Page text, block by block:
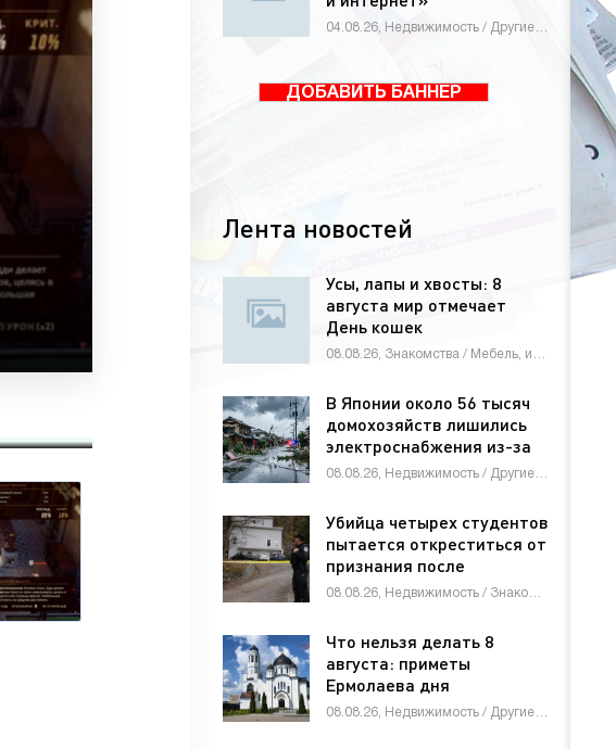
ДОБАВИТЬ БАННЕР
Лента новостей
Усы, лапы и хвосты: 8
августа мир отмечает
День кошек
В Японии около 56 тысяч
домохозяйств лишились
электроснабжения из-за
тайфуна
Убийца четырех студентов
пытается откреститься от
признания после
приговора
Что нельзя делать 8
августа: приметы
Ермолаева дня